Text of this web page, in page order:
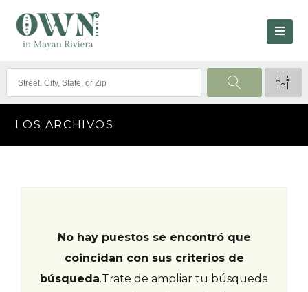
LOS ARCHIVOS
No hay puestos se encontró que
coincidan con sus criterios de
búsqueda.Trate de ampliar tu búsqueda